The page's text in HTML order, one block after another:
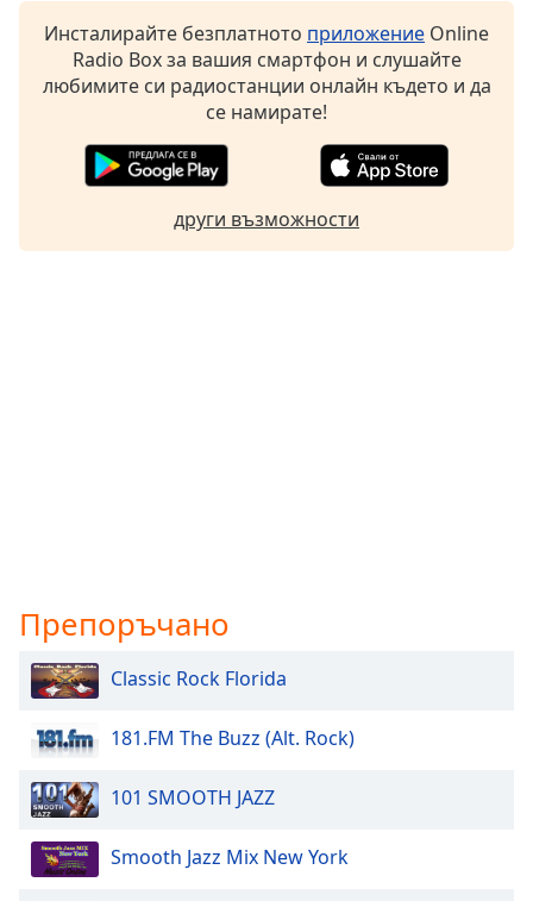
Close
Modal
DialogИнсталирайте безплатното приложение Online
Radio Box за вашия смартфон и слушайте
любимите си радиостанции онлайн където и да
се намирате!
други възможности
Препоръчано
Classic Rock Florida
181.FM The Buzz (Alt. Rock)
101 SMOOTH JAZZ
Smooth Jazz Mix New York